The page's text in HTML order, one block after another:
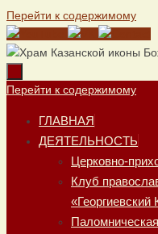
Перейти к содержимому
Перейти к содержимому
ГЛАВНАЯ
ДЕЯТЕЛЬНОСТЬ
Церковно-
Клуб
«Георгиевский